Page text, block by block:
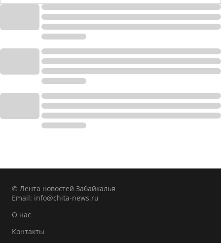
© Лента новостей Забайкалья
Email: info@chita-news.ru
О нас
Контакты